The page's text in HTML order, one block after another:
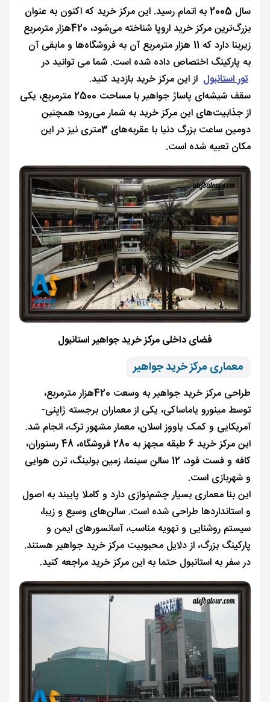
سال 2005 به اتمام رسید. این مرکز خرید که اکنون به عنوان
بزرگ‌ترین مرکز خرید اروپا شناخته می‌شود، 420هزار مترمربع
زیربنا دارد که 11 هزار مترمربع آن به فروشگاه‌ها و مابقی آن
به پارکینگ اختصاص داده شده است. شما می توانید در
تور استانبول از این مرکز خرید بازدید کنید.
سقف شیشه‌ای پاساژ جواهیر با مساحت 2500 مترمربع، یکی
از جذابیت‌های این مرکز خرید به شمار می‌رود؛ همچنین
دومین ساعت بزرگ دنیا با عقربه‌های 3متری نیز در این
مکان تعبیه شده است.
فضای داخلی مرکز خرید جواهیر استانبول
معماری مرکز خرید جواهیر
طراحی مرکز خرید جواهیر به وسعت 420هزار مترمربع،
توسط مینورو یاماساکی، یکی از معماران برجسته ژاپنی-
آمریکایی و کمک یاووز اسلان، معمار مشهور ترک، انجام شد.
این مرکز خرید 6 طبقه مجهز به 280 فروشگاه، 48 رستوران،
کافه و فست فود، 12 سالن سینما، زمین بولینگ، ترن هوایی
و شهربازی است.
این بنا معماری بسیار چشم‌نوازی دارد و کاملا پایبند به اصول
و استانداردها طراحی شده است. سالن‌های وسیع و زیبا،
سیستم روشنایی و تهویه مناسب، آسانسورهای ایمن و
پارکینگ بزرگ، از دلایل محبوبیت مرکز خرید جواهیر هستند.
در سفر به استانبول حتما به این مرکز خرید مراجعه کنید.